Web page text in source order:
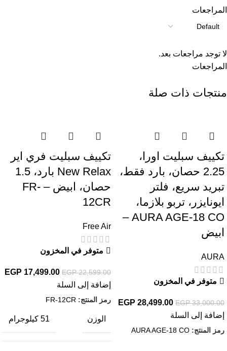
المراجعات
لا توجد مراجعات بعد.
المراجعات
منتجات ذات صلة
تكييف سبليت اورا،
2.25 حصان، بارد فقط،
تبريد سريع، فلتر
ايونايزر، تربو بلازما،
AURA AGE-18 CO –
ابيض
AURA
متوفر في المخزون
EGP33,000.00
EGP 28,499.00
إضافة إلى السلة
رمز المنتج: AURA AGE-18 CO
تكييف سبليت فري اير
New Relax بارد، 1.5
حصان، ابيض – FR-
12CR
Free Air
متوفر في المخزون
EGP22,599.00
EGP 17,499.00
إضافة إلى السلة
رمز المنتج: FR-12CR
الوزن 51 كيلوجرام